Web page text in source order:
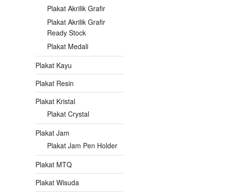
Plakat Akrilik Grafir
Plakat Akrilik Grafir
Ready Stock
Plakat Medali
Plakat Kayu
Plakat Resin
Plakat Kristal
Plakat Crystal
Plakat Jam
Plakat Jam Pen Holder
Plakat MTQ
Plakat Wisuda